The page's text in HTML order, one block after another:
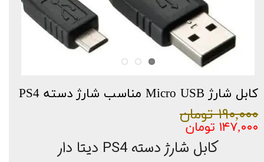
کابل شارژ Micro USB مناسب شارژ دسته PS4
۱۹۰,۰۰۰ تومان
۱۴۷,۰۰۰ تومان
کابل شارژ دسته PS4 دیتا دار